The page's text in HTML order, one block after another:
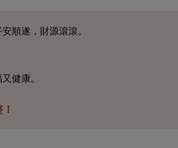
順遂，財源滾滾。
健康。